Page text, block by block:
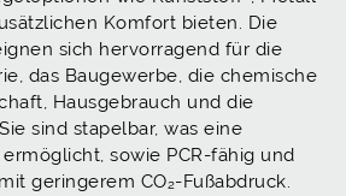
Komfort bieten. Die
sich hervorragend für die
das Baugewerbe, die chemische
Hausgebrauch und die
sind stapelbar, was eine
sowie PCR-fähig und
geringerem CO₂-Fußabdruck.